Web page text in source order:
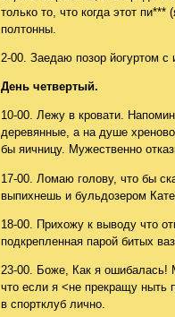
только то, что когда этот
полтонны.
2-00. Заедаю позор йогуртом
День четвертый.
10-00. Лежу в кровати.
деревянные, а на душе
бы яичницу. Мужественно
17-00. Ломаю голову, что бы
выпихнешь и бульдозером
18-00. Прихожу к выводу что
подкрепленная парой битых
23-00. Боже, Как я ошибалась!
что если я <не прекращу ныть
в спортклуб лично.